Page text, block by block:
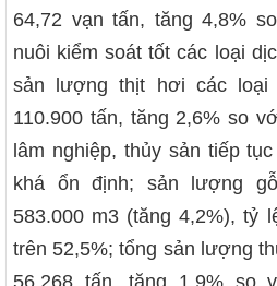
64,72 vạn tấn, tăng 4,8%
nuôi kiểm soát tốt các loại
sản lượng thịt hơi các loại
110.900 tấn, tăng 2,6% so
lâm nghiệp, thủy sản tiếp
khá ổn định; sản lượng
583.000 m3 (tăng 4,2%), tỷ
trên 52,5%; tổng sản lượng